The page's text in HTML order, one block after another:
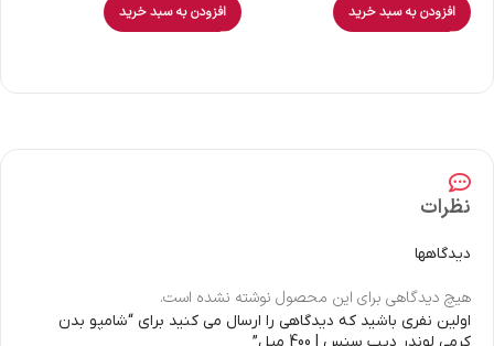
افزودن به سبد خرید افزودن به سبد خرید
نظرات
دیدگاهها
هیچ دیدگاهی برای این محصول نوشته نشده است.
اولین نفری باشید که دیدگاهی را ارسال می کنید برای “شامپو بدن